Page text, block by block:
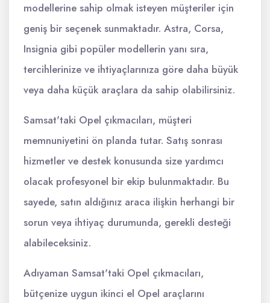
modellerine sahip olmak isteyen müşteriler için
geniş bir seçenek sunmaktadır. Astra, Corsa,
Insignia gibi popüler modellerin yanı sıra,
tercihlerinize ve ihtiyaçlarınıza göre daha büyük
veya daha küçük araçlara da sahip olabilirsiniz.
Samsat'taki Opel çıkmacıları, müşteri
memnuniyetini ön planda tutar. Satış sonrası
hizmetler ve destek konusunda size yardımcı
olacak profesyonel bir ekip bulunmaktadır. Bu
sayede, satın aldığınız araca ilişkin herhangi bir
sorun veya ihtiyaç durumunda, gerekli desteği
alabileceksiniz.
Adıyaman Samsat'taki Opel çıkmacıları,
bütçenize uygun ikinci el Opel araçlarını